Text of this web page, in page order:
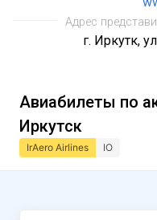
Адрес
г. Иркутк,
Авиабилеты по
Иркутск
IrAero Airlines IO